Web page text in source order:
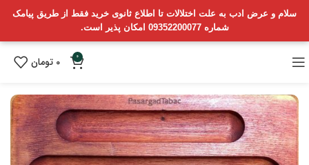
سلام و عرض ادب به علت اختلالات تا اطلاع ثانوی خرید فقط از طریق پیامک
شماره 09352200077 امکان پذیر است.
0
0 تومان